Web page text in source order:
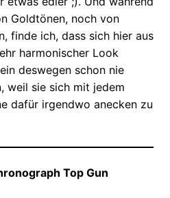
Goldtönen, noch von
finde ich, dass sich hier aus
harmonischer Look
deswegen schon nie
weil sie sich mit jedem
dafür irgendwo anecken zu
Top Gun